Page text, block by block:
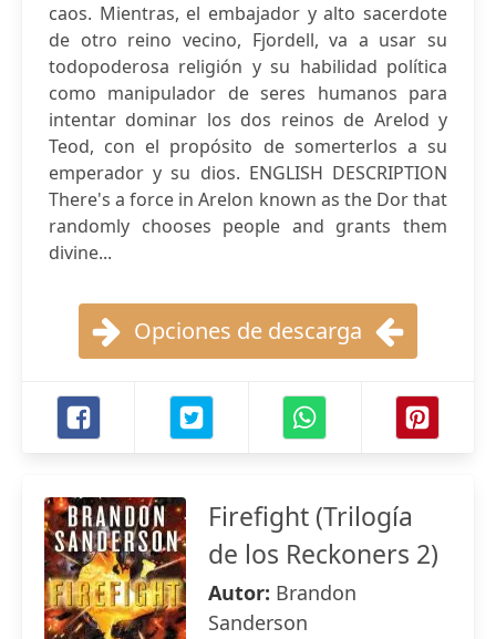
caos. Mientras, el embajador y alto sacerdote
de otro reino vecino, Fjordell, va a usar su
todopoderosa religión y su habilidad política
como manipulador de seres humanos para
intentar dominar los dos reinos de Arelod y
Teod, con el propósito de somerterlos a su
emperador y su dios. ENGLISH DESCRIPTION
There's a force in Arelon known as the Dor that
randomly chooses people and grants them
divine...
Opciones de descarga
Firefight (Trilogía
de los Reckoners 2)
Autor: Brandon
Sanderson